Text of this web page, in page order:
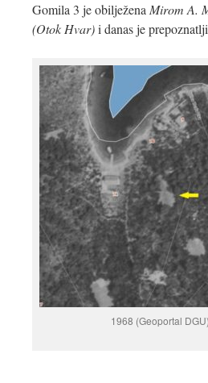
Gomila 3 je obilježena Mirom A.
(Otok Hvar)i danas je
1968 (Geoportal DGU)